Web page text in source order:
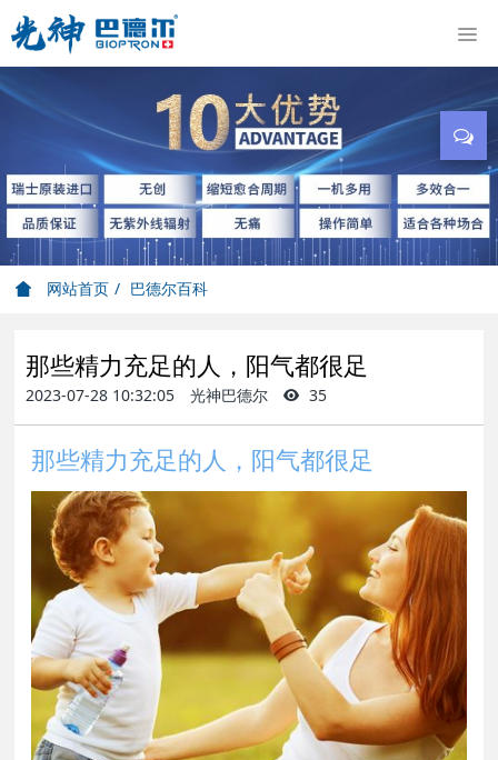
网站首页 巴德尔百科
那些精力充足的人，阳气都很足
2023-07-28 10:32:05 光神巴德尔 35
那些精力充足的人，阳气都很足